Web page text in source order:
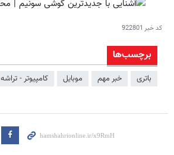
کد خبر 922801
برچسب‌ها
باتری خبر مهم موبایل کامپیوتر - تراشه